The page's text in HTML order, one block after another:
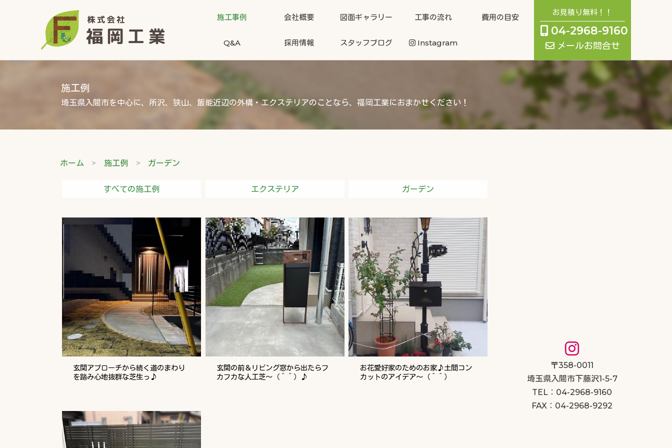
施工事例 会社概要 図面ギャラリー 工事の流れ 費用の目安
Q&A 採用情報 スタッフブログ Instagram
お見積り無料！！
04-2968-9160
メールお問合せ
施工例
埼玉県入間市を中心に、所沢、狭山、飯能近辺の外構・エクステリアのことなら、福岡工業におまかせください！
ホーム 施工例 ガーデン
すべての施工例 エクステリア ガーデン
玄関アプローチから続く道のまわり
を踏み心地抜群な芝生っ♪
玄関の前＆リビング窓から出たらフ
カフカな人工芝～（＾＾）♪
お花愛好家のためのお家♪土間コン
カットのアイデア～（＾＾）
〒358-0011
埼玉県入間市下藤沢1-5-7
TEL：04-2968-9160
FAX：04-2968-9292